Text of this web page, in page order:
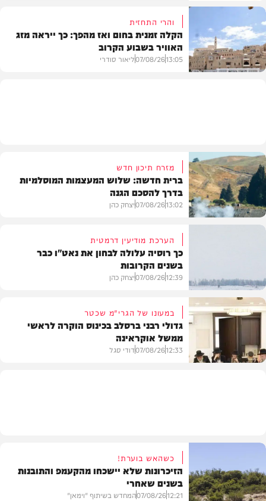
פוליטי
והרי התחזית
הקלה זמנית בחום ואז מהפך: כך ייראה מזג
האוויר בשבוע הקרוב
13:05
07/08/26ליאור סודרי
מזרח תיכון חדש
ברית חדשה: שלוש המעצמות המוסלמיות
בדרך להסכם הגנה
13:02
07/08/26יצחק כהן
הערכת מודיעין דרמטית
כך רוסיה עלולה לבחון את נאט"ו כבר
בשנים הקרובות
12:39
07/08/26יצחק כהן
במעונו של הגרי"מ שכטר
גדולי רבני ברסלב בכינוס הוקרה לראשי
ממשל אוקראינה
12:33
07/08/26דודי סגל
כשהאש בוערת!
הזיכרונות שלא יישכחו מהקעמפ והתובנות
בשנים שאחרי
12:21
07/08/26המחדש בשיתוף "וימאן"